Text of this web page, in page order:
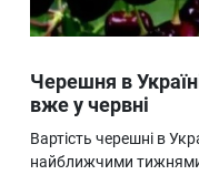
Людина
Ukraine
Про нас
Черешня в
вже у червні
Вартість черешні в
найближчими